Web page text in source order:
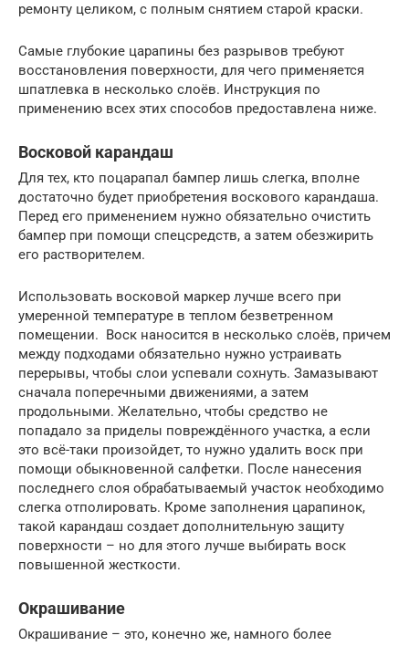
ремонту целиком, с полным снятием старой краски.
Самые глубокие царапины без разрывов требуют
восстановления поверхности, для чего применяется
шпатлевка в несколько слоёв. Инструкция по
применению всех этих способов предоставлена ниже.
Восковой карандаш
Для тех, кто поцарапал бампер лишь слегка, вполне
достаточно будет приобретения воскового карандаша.
Перед его применением нужно обязательно очистить
бампер при помощи спецсредств, а затем обезжирить
его растворителем.
Использовать восковой маркер лучше всего при
умеренной температуре в теплом безветренном
помещении. Воск наносится в несколько слоёв, причем
между подходами обязательно нужно устраивать
перерывы, чтобы слои успевали сохнуть. Замазывают
сначала поперечными движениями, а затем
продольными. Желательно, чтобы средство не
попадало за приделы повреждённого участка, а если
это всё-таки произойдет, то нужно удалить воск при
помощи обыкновенной салфетки. После нанесения
последнего слоя обрабатываемый участок необходимо
слегка отполировать. Кроме заполнения царапинок,
такой карандаш создает дополнительную защиту
поверхности – но для этого лучше выбирать воск
повышенной жесткости.
Окрашивание
Окрашивание – это, конечно же, намного более